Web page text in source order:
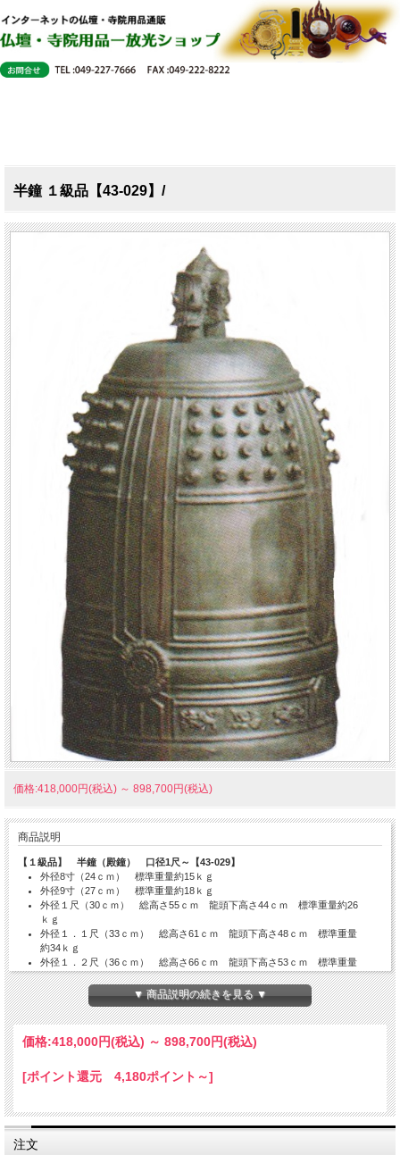
半鐘 １級品【43-029】/
価格:418,000円(税込) ～ 898,700円(税込)
商品説明
【１級品】 半鐘（殿鐘） 口径1尺～【43-029】
外径8寸（24ｃｍ） 標準重量約15ｋｇ
外径9寸（27ｃｍ） 標準重量約18ｋｇ
外径１尺（30ｃｍ） 総高さ55ｃｍ 龍頭下高さ44ｃｍ 標準重量約26
ｋｇ
外径１．１尺（33ｃｍ） 総高さ61ｃｍ 龍頭下高さ48ｃｍ 標準重量
約34ｋｇ
外径１．２尺（36ｃｍ） 総高さ66ｃｍ 龍頭下高さ53ｃｍ 標準重量
約45ｋｇ
外径１．３尺（３９ｃｍ） 総高さ70ｃｍ 龍頭下高さ57ｃｍ 標準重
量約56ｋｇ
外径１．４尺（４２ｃｍ） 総高さ75ｃｍ 龍頭下高さ62ｃｍ 標準重
量約71ｋｇ
外径１．５尺（４５ｃｍ） 総高さ83ｃｍ 龍頭下高さ66ｃｍ 標準重
文字を入れられる場合、文字原稿はＦＡＸまたはメールをご利用下さい。
浮文字/1字３４００円
納期の目安：注文・文字原稿確認後、約45営業日。
▼ 商品説明の続きを見る ▼
価格:418,000円(税込) ～ 898,700円(税込)
[ポイント還元 4,180ポイント～]
注文